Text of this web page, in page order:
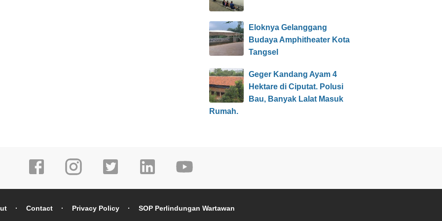
Eloknya Gelanggang
Budaya Amphitheater Kota
Tangsel
Geger Kandang Ayam 4
Hektare di Ciputat. Polusi
Bau, Banyak Lalat Masuk
Rumah.
Contact Privacy Policy SOP Perlindungan Wartawan